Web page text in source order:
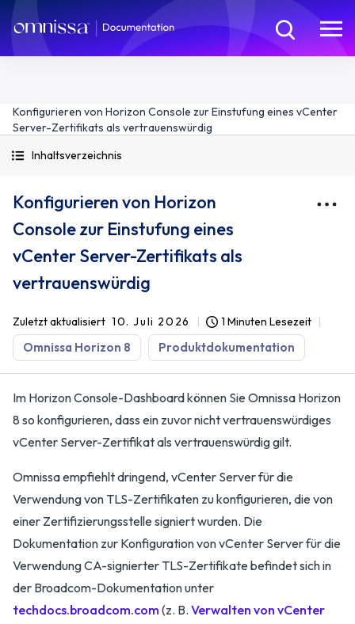
Konfigurieren von Horizon Console zur Einstufung eines vCenter
Server-Zertifikats als vertrauenswürdig
Inhaltsverzeichnis
Konfigurieren von Horizon
Console zur Einstufung eines
vCenter Server-Zertifikats als
vertrauenswürdig
Zuletzt aktualisiert 10. Juli 2026 1 Minuten Lesezeit
Omnissa Horizon 8 Produktdokumentation
Im Horizon Console-Dashboard können Sie Omnissa Horizon
8 so konfigurieren, dass ein zuvor nicht vertrauenswürdiges
vCenter Server-Zertifikat als vertrauenswürdig gilt.
Omnissa empfiehlt dringend, vCenter Server für die
Verwendung von TLS-Zertifikaten zu konfigurieren, die von
einer Zertifizierungsstelle signiert wurden. Die
Dokumentation zur Konfiguration von vCenter Server für die
Verwendung CA-signierter TLS-Zertifikate befindet sich in
der Broadcom-Dokumentation unter
techdocs.broadcom.com (z. B. Verwalten von vCenter